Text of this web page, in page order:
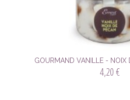
GOURMAND VANILLE - NOIX
4,20 €